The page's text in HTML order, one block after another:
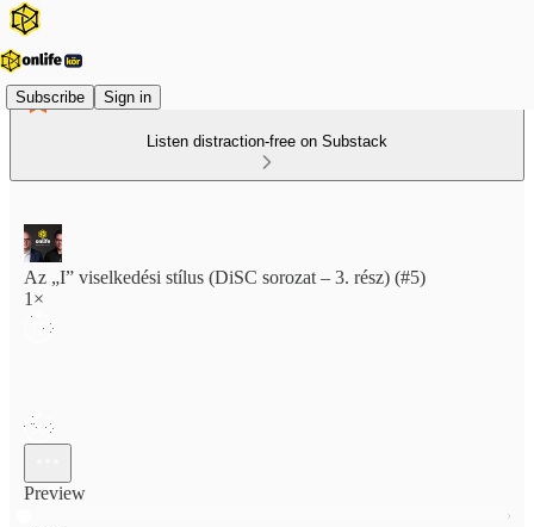
Subscribe Sign in
Listen distraction-free on Substack
Az „I” viselkedési stílus (DiSC sorozat – 3. rész) (#5)
1×
Preview